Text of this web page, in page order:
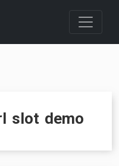
slot demo